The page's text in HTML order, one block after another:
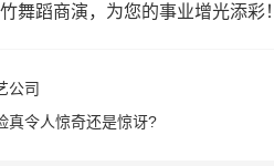
舞蹈商演，为您的事业增光添彩！
公司
真令人惊奇还是惊讶?